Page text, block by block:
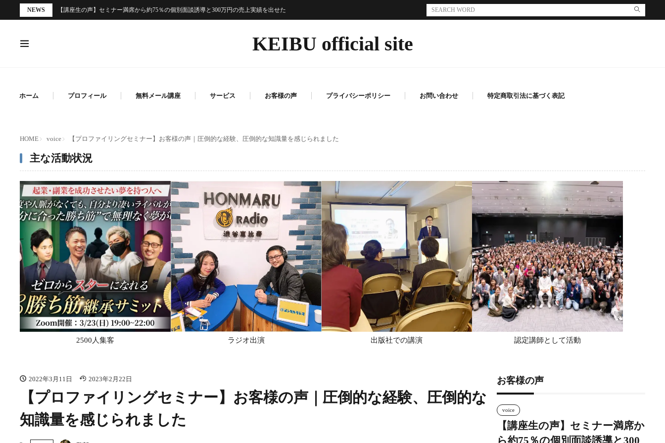
NEWS 【講座生の声】セミナー満席から約75％の個別面談誘導と300万円の売上実績を出せた
KEIBU official site
ホーム プロフィール 無料メール講座 サービス お客様の声 プライバシーポリシー お問い合わせ 特定商取引法に基づく表記
HOME voice 【プロファイリングセミナー】お客様の声｜圧倒的な経験、圧倒的な知識量を感じられました
主な活動状況
2500人集客 ラジオ出演 出版社での講演 認定講師として活動
2022年3月11日 2023年2月22日
【プロファイリングセミナー】お客様の声｜圧倒的な経験、圧倒的な
知識量を感じられました
お客様の声
voice
【講座生の声】セミナー満席か
ら約75％の個別面談誘導と300